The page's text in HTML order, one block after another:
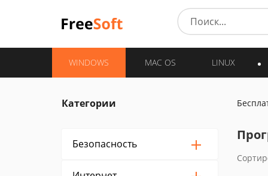
WINDOWS MAC OS LINUX
Категории
Безопасность